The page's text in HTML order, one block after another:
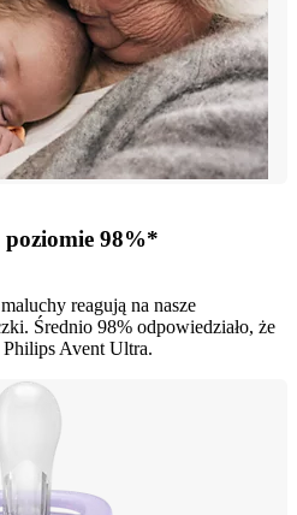
poziomie 98%*
reagują na nasze
Średnio 98% odpowiedziało, że
Avent Ultra.